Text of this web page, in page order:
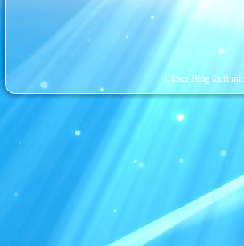
Dieser Blog läuft mit